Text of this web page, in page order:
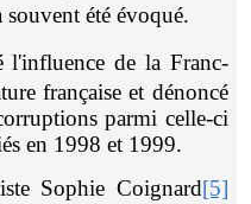
souvent été évoqué.
l'influence de la Franc-
française et dénoncé
parmi celle-ci
en 1998 et 1999.
Sophie Coignard[5]